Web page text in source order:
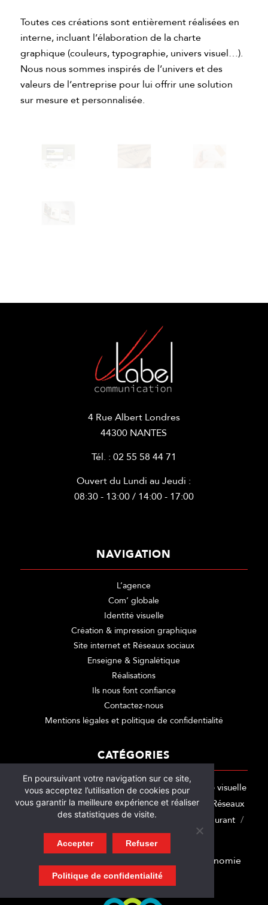
Toutes ces créations sont entièrement réalisées en
interne, incluant l’élaboration de la charte
graphique (couleurs, typographie, univers visuel…).
Nous nous sommes inspirés de l’univers et des
valeurs de l’entreprise pour lui offrir une solution
sur mesure et personnalisée.
4 Rue Albert Londres
44300 NANTES
Tél. : 02 55 58 44 71
Ouvert du Lundi au Jeudi :
08:30 - 13:00 / 14:00 - 17:00
NAVIGATION
L’agence
Com’ globale
Identité visuelle
Création & impression graphique
Site internet et Réseaux sociaux
Enseigne & Signalétique
Réalisations
Ils nous font confiance
Contactez-nous
Mentions légales et politique de confidentialité
CATÉGORIES
Les Actus Communication globale
Identité visuelle
Enseigne
Signalétique Site internet
Réseaux
Marquage adhésif
Spécialité Restaurant
Spécialité Artisan
Motion Design
Membre Nant’est entreprise, pour une économie
locale et éco responsable
En poursuivant votre navigation sur ce site,
vous acceptez l’utilisation de cookies pour
vous garantir la meilleure expérience et réaliser
des statistiques de visite.
Accepter Refuser
Politique de confidentialité